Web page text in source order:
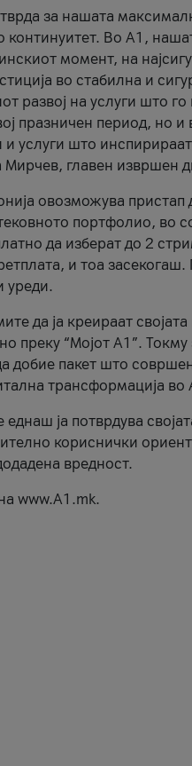
за нашата
континуитет. Во А1,
момент, на
во стабилна и
развој на услуги што
празничен период, но и
услуги што
Мирчев, главен извршен
овозможува пристап
портфолио, во
да изберат до 2
и тоа
уреди.
да ја креираат
преку “Мојот А1”.
добие пакет што
трансформација во
ја потврдува
кориснички
вредност.
www.А1.mk.